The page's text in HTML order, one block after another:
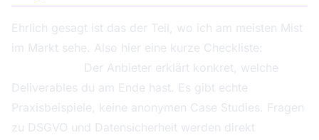
Ehrlich gesagt ist das der Teil, wo ich am meisten Mist
im Markt sehe. Also hier eine kurze Checkliste:
Der Anbieter erklärt konkret, welche
Deliverables du am Ende hast. Es gibt echte
Praxisbeispiele, keine anonymen Case Studies. Fragen
zu DSGVO und Datensicherheit werden direkt